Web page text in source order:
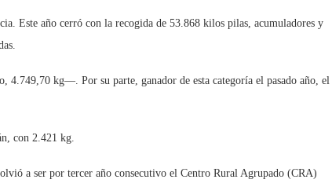
Este año cerró con la recogida de 53.868 kilos pilas, acumuladores y
4.749,70 kg—. Por su parte, ganador de esta categoría el pasado año, el
con 2.421 kg.
a ser por tercer año consecutivo el Centro Rural Agrupado (CRA)